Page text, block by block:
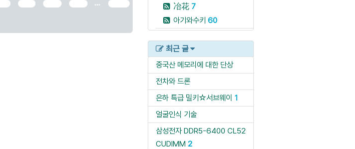
...
冶花 7
아기와수키 60
최근 글
중국산 메모리에 대한 단상
전차와 드론
은하 특급 밀키☆서브웨이 1
얼굴인식 기술
삼성전자 DDR5-6400 CL52
CUDIMM 2